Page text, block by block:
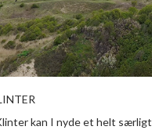
kan I nyde et helt særligt